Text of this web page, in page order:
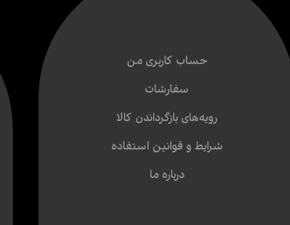
حساب کاربری من
سفارشات
رویه‌های بازگرداندن کالا
شرایط و قوانین استفاده
درباره ما